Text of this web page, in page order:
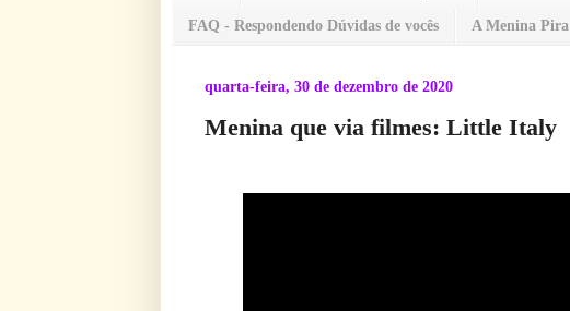
FAQ - Respondendo Dúvidas de vocês A Menina Pira
quarta-feira, 30 de dezembro de 2020
Menina que via filmes: Little Italy